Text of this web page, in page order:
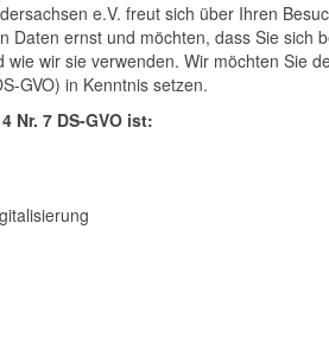
e.V. freut sich über Ihren
ernst und möchten, dass Sie
wir sie verwenden. Wir möchten Sie
GVO) in Kenntnis setzen.
Nr. 7 DS-GVO ist: